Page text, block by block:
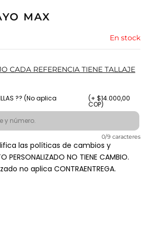
MAX
En stock
CADA REFERENCIA TIENE TALLAJE
?? (No aplica (+ $14.000,00
COP)
0/9 caracteres
las políticas de cambios y
NO TIENE CAMBIO.
no aplica CONTRAENTREGA.